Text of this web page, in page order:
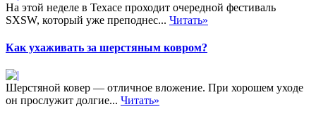
На этой неделе в Техасе проходит очередной фестиваль
SXSW, который уже преподнес... Читать»
Как ухаживать за шерстяным ковром?
Шерстяной ковер — отличное вложение. При хорошем уходе
он прослужит долгие... Читать»